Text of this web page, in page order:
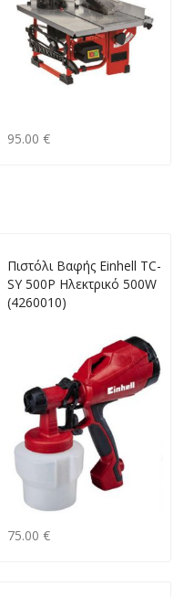
95.00 €
Πιστόλι Βαφής Einhell TC-
SY 500P Ηλεκτρικό 500W
(4260010)
75.00 €